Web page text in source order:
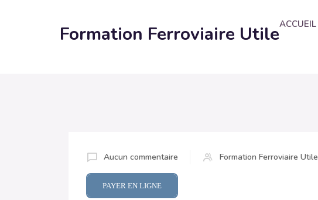
Formation Ferroviaire UtileACCUEIL
Aucun commentaire Formation Ferroviaire Utile
PAYER EN LIGNE